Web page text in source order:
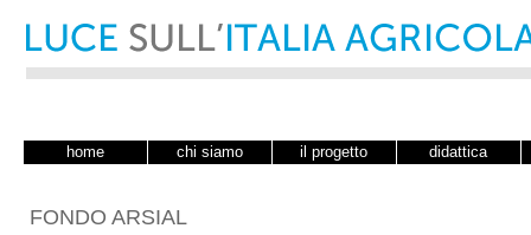
home chi siamo il progetto didattica
FONDO ARSIAL